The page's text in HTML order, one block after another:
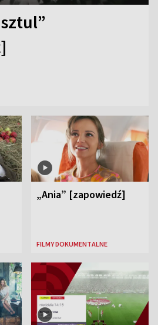
„Ania” [zapowiedź]
FILMY DOKUMENTALNE